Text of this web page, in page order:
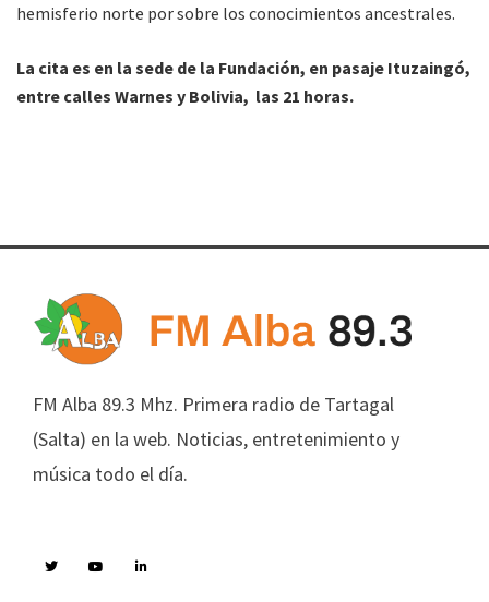
hemisferio norte por sobre los conocimientos ancestrales.
La cita es en la sede de la Fundación, en pasaje Ituzaingó,
entre calles Warnes y Bolivia, las 21 horas.
FM Alba 89.3 Mhz. Primera radio de Tartagal
(Salta) en la web. Noticias, entretenimiento y
música todo el día.